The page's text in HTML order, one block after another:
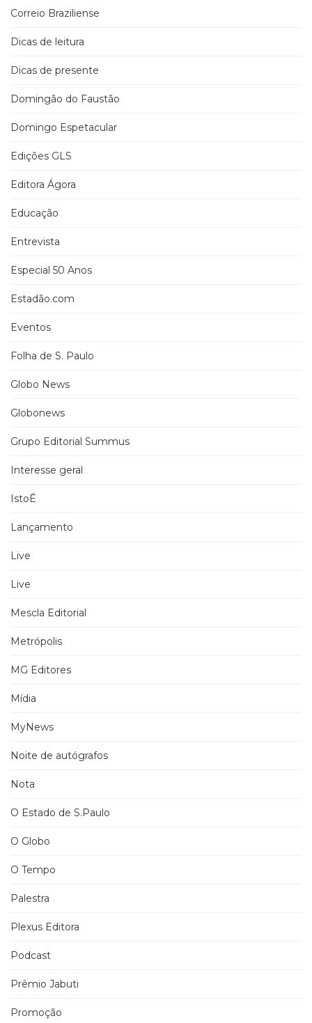
Correio Braziliense
Dicas de leitura
Dicas de presente
Domingão do Faustão
Domingo Espetacular
Edições GLS
Editora Ágora
Educação
Entrevista
Especial 50 Anos
Estadão.com
Eventos
Folha de S. Paulo
Globo News
Globonews
Grupo Editorial Summus
Interesse geral
IstoÉ
Lançamento
Live
Live
Mescla Editorial
Metrópolis
MG Editores
Mídia
MyNews
Noite de autógrafos
Nota
O Estado de S.Paulo
O Globo
O Tempo
Palestra
Plexus Editora
Podcast
Prêmio Jabuti
Promoção